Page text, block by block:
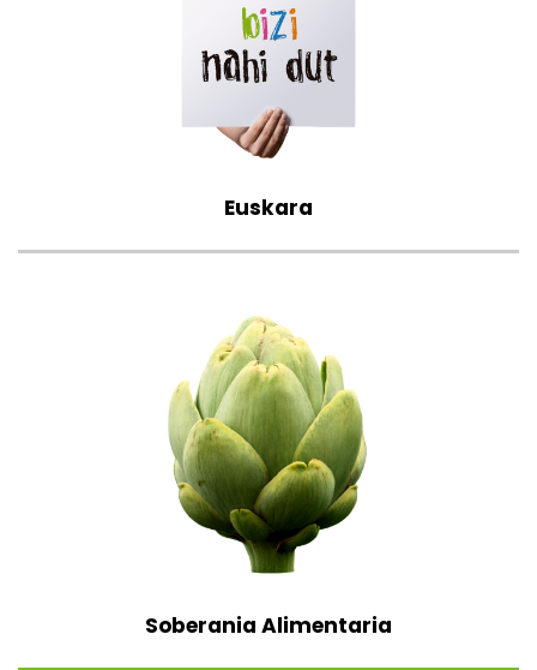
Euskara
Soberania Alimentaria